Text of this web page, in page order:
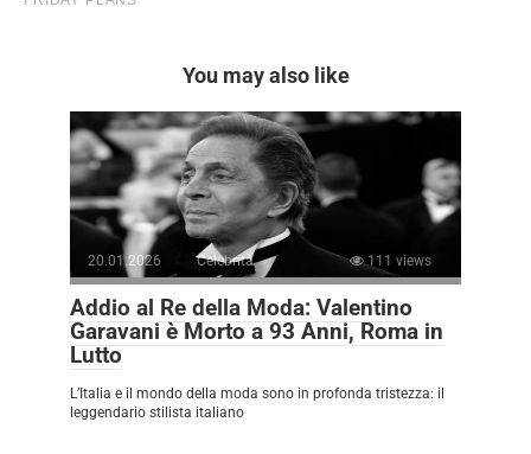
You may also like
20.01.2026 Celebrità 111 views
Addio al Re della Moda: Valentino
Garavani è Morto a 93 Anni, Roma in
Lutto
L’Italia e il mondo della moda sono in profonda tristezza: il
leggendario stilista italiano